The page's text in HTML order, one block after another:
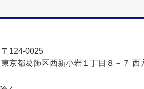
〒124-0025
東京都葛飾区西新小岩１丁目８－７ 西